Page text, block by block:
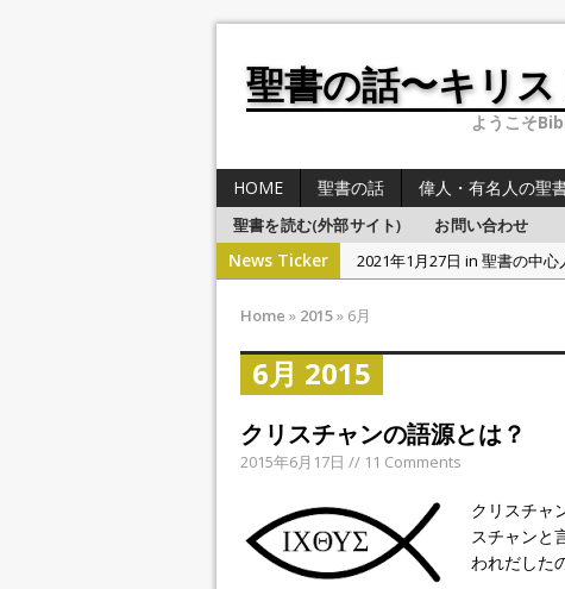
聖書の話〜キリ
ようこそ
HOME 聖書の話 偉人・有名人の聖
聖書を読む(外部サイト) お問い合わせ
News Ticker 2021年1月27日 in 聖書の中心
2021年1月25日 in 聖書の中心
Home » 2015» 6月
6月 2015
クリスチャンの語源とは？
2015年6月17日 // 11 Comments
クリスチャ
スチャンと
われだした